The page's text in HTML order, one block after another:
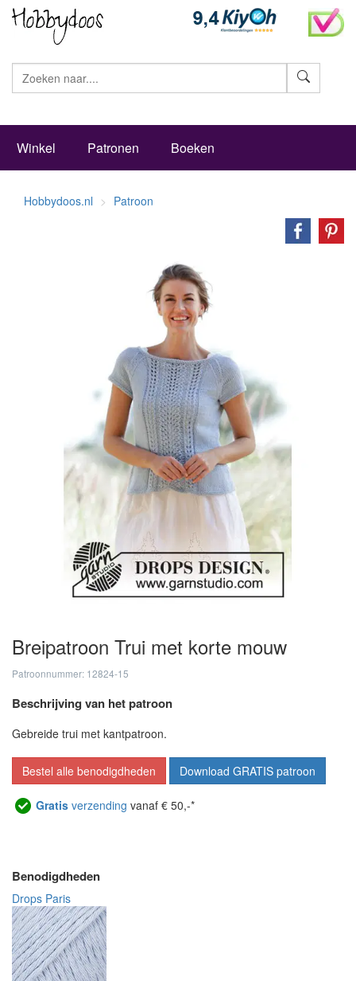
Winkel Patronen Boeken
Hobbydoos.nl Patroon
Breipatroon Trui met korte mouw
Patroonnummer: 12824-15
Beschrijving van het patroon
Gebreide trui met kantpatroon.
Bestel alle benodigdheden Download GRATIS patroon
Gratis verzending vanaf € 50,-*
Benodigdheden
Drops Paris